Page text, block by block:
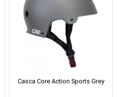
Casca Core Action Sports Grey